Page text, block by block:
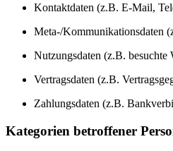
Kontaktdaten (z.B. E-Mail,
Meta-/Kommunikationsdaten
Nutzungsdaten (z.B. besuchte
Vertragsdaten (z.B.
Zahlungsdaten (z.B.
Kategorien betroffener